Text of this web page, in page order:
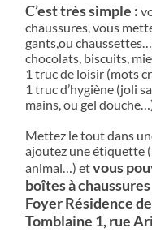
C’est très simple :
chaussures, vous
gants,ou
chocolats, biscuits,
1 truc de loisir (mots
1 truc d’hygiène (joli
mains, ou gel
Mettez le tout dans
ajoutez une étiquette
animal…) etvous
boîtes à chaussures
Foyer Résidence
Tomblaine 1, rue